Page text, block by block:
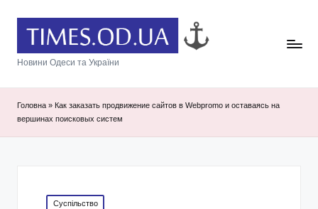
Новини Одеси та України
Головна » Как заказать продвижение сайтов в Webpromo и оставаясь на
вершинах поисковых систем
Posted
Суспільство